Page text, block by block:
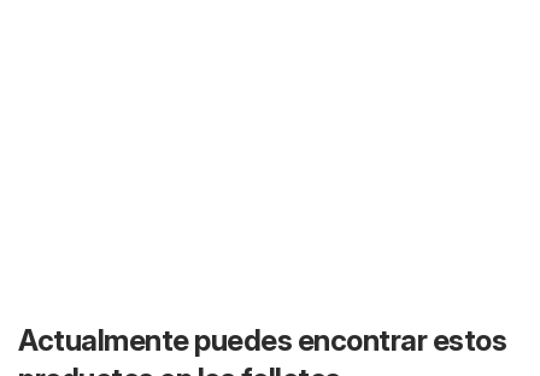
Actualmente puedes encontrar estos